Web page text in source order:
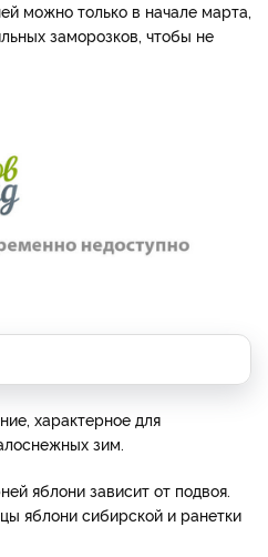
можно только в начале марта,
заморозков, чтобы не
характерное для
зим.
яблони зависит от подвоя.
яблони сибирской и ранетки